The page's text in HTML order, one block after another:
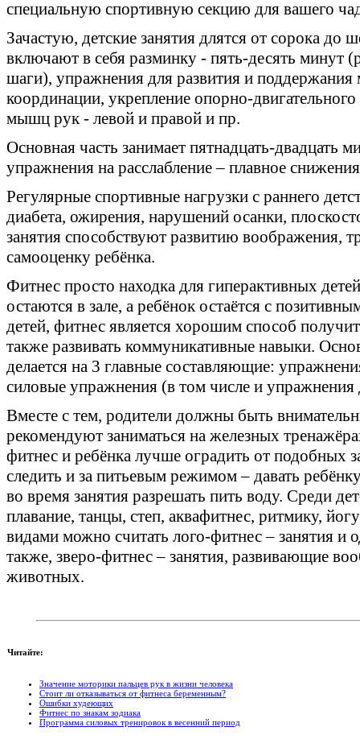
специальную спортивную секцию для вашего
Зачастую, детские занятия длятся от сорока до
включают в себя разминку - пять-десять минут
шаги), упражнения для развития и поддержания
координации, укрепление опорно-
мышц рук - левой и правой и пр.
Основная часть занимает пятнадцать-двадцать
упражнения на расслабление – плавное
Регулярные спортивные нагрузки с раннего
диабета, ожирения, нарушений осанки,
занятия способствуют развитию воображения,
самооценку ребёнка.
Фитнес просто находка для гиперактивных
остаются в зале, а ребёнок остаётся с
детей, фитнес является хорошим способ
также развивать коммуникативные навыки.
делается на 3 главные составляющие:
силовые упражнения (в том числе и упражнения
Вместе с тем, родители должны быть
рекомендуют заниматься на железных
фитнес и ребёнка лучше оградить от подобных
следить и за питьевым режимом – давать
во время занятия разрешать пить воду. Среди
плавание, танцы, степ, аквафитнес, ритмику,
видами можно считать лого-фитнес – занятия и
также, зверо-фитнес – занятия, развивающие
животных.
Читайте:
Значение моторики пальцев рук в жизни человека
Стоит ли отказываться от фитнеса беременным?
Ошибки худеющих
Фитнес по знакам зодиака
Программа силовых тренировок в весенний период